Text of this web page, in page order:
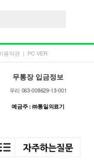
용약관 | PC VER
무통장 입금정보
우리 063-008629-13-001
예금주 : ㈜통일의료기